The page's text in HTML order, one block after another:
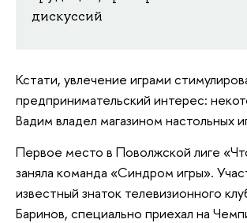
дискуссий
Кстати, увлечение играми
предпринимательский интерес:
Вадим владел магазином настольных
Первое место в Поволжской лиге
заняла команда «Синдром игры».
известный знаток телевизионного
Баринов, специально приехал на